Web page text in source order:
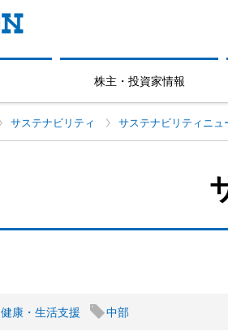
株主・投資家情報
サステナビリティ サステナビリティニュ
健康・生活支援 中部